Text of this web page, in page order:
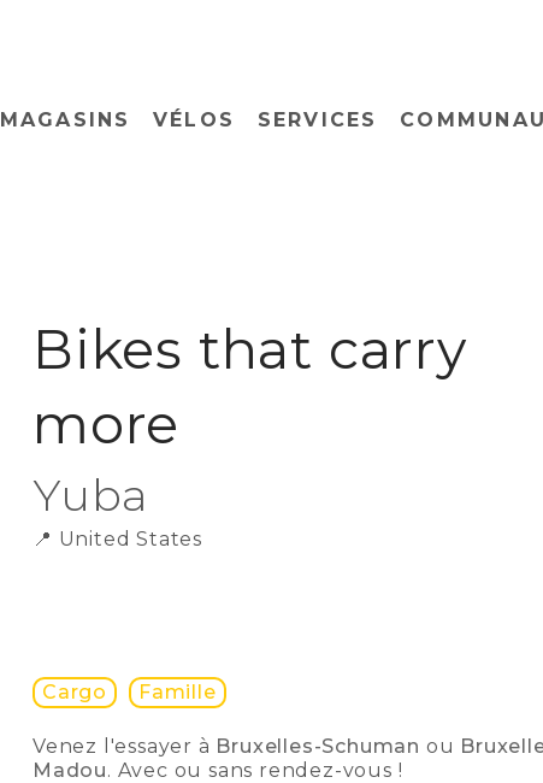
MAGASINS VÉLOS SERVICES
Bikes that carry
more
Yuba
📍 United States
Cargo Famille
Venez l'essayer à Bruxelles-Schuman ou
Madou. Avec ou sans rendez-vous !